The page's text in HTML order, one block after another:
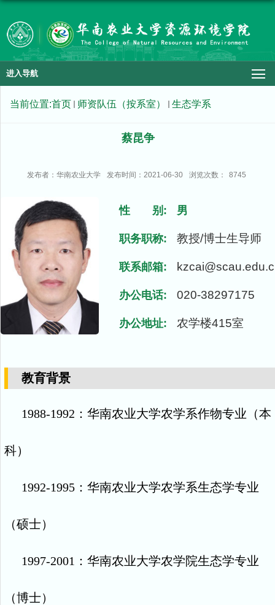
进入导航
当前位置:首页 师资队伍（按系室） 生态学系
蔡昆争
发布者：华南农业大学 发布时间：2021-06-30 浏览次数： 8745
性 别: 男
职务职称: 教授/博士生导师
联系邮箱:
办公电话: 020-38297175
办公地址: 农学楼415室
教育背景
1988-1992 ：华南农业大学农学系作物专业（本
科）
1992-1995 ：华南农业大学农学系生态学专业
（硕士）
1997-2001 ：华南农业大学农学院生态学专业
（博士）